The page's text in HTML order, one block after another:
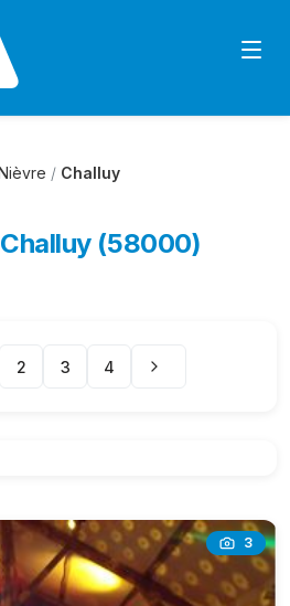
/ Challuy
(58000)
2 3 4
3